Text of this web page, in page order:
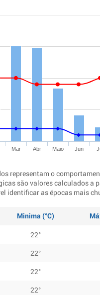
Mar Abr Maio Jun
representam o
são valores calculados a
identificar as épocas mais
Minima (°C)
22°
22°
22°
22°